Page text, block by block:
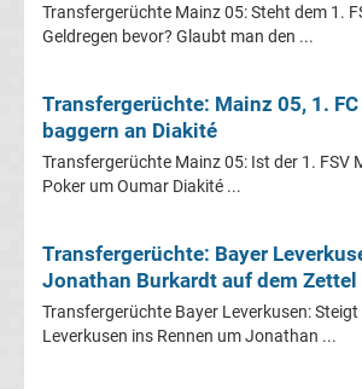
Transfergerüchte
Dynamo
Dresden
Eintracht
Braunschweig
Transfergerüchte Mainz 05: Steht dem 1.
Geldregen bevor? Glaubt man den ...
Transfergerüchte: Mainz 05, 1. FC
baggern an Diakité
Transfergerüchte Mainz 05: Ist der 1. FSV
Poker um Oumar Diakité ...
Transfergerüchte: Bayer
Jonathan Burkardt auf dem Zettel
Transfergerüchte Bayer Leverkusen: Steigt
Leverkusen ins Rennen um Jonathan ...